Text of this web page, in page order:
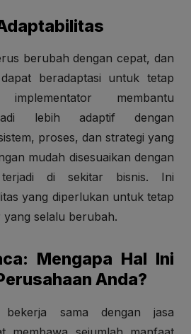
berubah dengan cepat, dan
beradaptasi untuk tetap
membantu
lebih adaptif dengan
proses, dan strategi yang
mudah disesuaikan dengan
di sekitar bisnis. Ini
yang diperlukan untuk tetap
selalu berubah.
Mengapa Hal Ini
Anda?
bekerja sama dengan jasa